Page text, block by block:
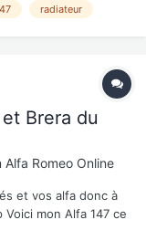
à regarder sous le
radiateur
Brera du
Alfa Romeo Online
et vos alfa donc à
mon Alfa 147 ce